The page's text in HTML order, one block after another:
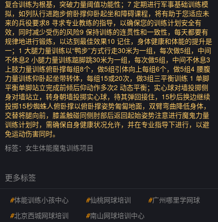
复合训练为根基，突破力量阈值功能性；7 定期进行军事基础训练模
拟，如列队行进跑步俯卧撑仰卧起坐和障碍课程，将有助于您适应未
来的兵役要求8 寻求专业教练的指导，以确保您的训练计划安全有
效，同时减少受伤的风险9 保持训练的连贯性和一致性，每天都要有
规律地进行锻炼，以达到最佳效果10 记住，身体健康和体能的提升是
一；1 大腿力量训练以“鸭步”方式行走30米为一组，每次做5组，中间
不休息2 小腿力量训练踮脚跳30米为一组，每次做5组，中间不休息3
上肢力量训练俯卧撑每组8个，做5组引体向上每组6个，做5组4 腰腹
力量训练仰卧起坐带转体，每组15或20次，做3组三平衡训练 1 单脚
平衡单脚站立完成前倾后仰动作多次2 动态平衡；实心球对墙投掷侧
身对墙站立，转身朝墙投掷实心球，待其弹回接住，15秒后换边继续
投掷15秒蜘蛛人俯卧撑以俯卧撑姿势匍匐地面，双臂弯曲降低身体，
交替将腿向前，膝盖触碰同侧肘部后返回起始姿势注意进行魔鬼力量
训练计划时，需确保自身健康状况允许，并在专业指导下进行，以避
免运动伤害同时。
标签： 女生体能魔鬼训练项目
更多标签
#体能训练小孩中心 #仙桃网球培训 #广州哪里学网球
#北京西城网球培训 #南山网球培训中心